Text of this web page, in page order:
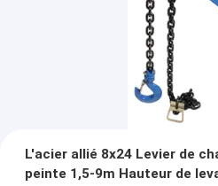
L'acier allié 8x24 Levier de
peinte 1,5-9m Hauteur de